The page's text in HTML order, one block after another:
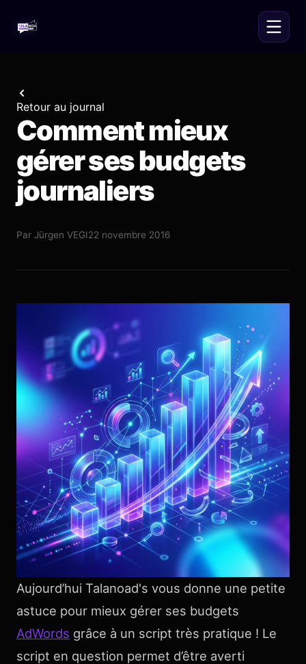
Retour au journal
Comment mieux
gérer ses budgets
journaliers
Par Jürgen VEGI22 novembre 2016
Aujourd’hui Talanoad's vous donne une petite
astuce pour mieux gérer ses budgets
AdWords grâce à un script très pratique ! Le
script en question permet d’être averti